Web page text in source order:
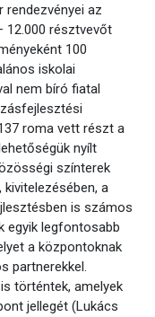
az
12.000 résztvevőt
100
iskolai
nem bíró fiatal
roma vett részt a
nyílt
színterek
a
is számos
egyik legfontosabb
a központoknak
partnerekkel.
történtek, amelyek
jellegét (Lukács